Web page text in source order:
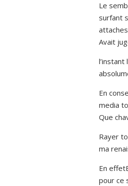
Le
surfant
Avait
En
media
Que
Rayer
ma
En
pour ce